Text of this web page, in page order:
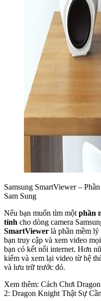
Samsung SmartViewer –
Sam Sung
Nếu bạn muốn tìm một phần
tính cho dòng camera
SmartViewer là phần mềm
bạn truy cập và xem video
bạn có kết nối internet. Hơn
kiếm và xem lại video từ hệ
và lưu trữ trước đó.
Xem thêm: Cách Chơi
2: Dragon Knight Thật Sự